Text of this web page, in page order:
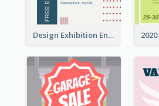
Design Exhibition Entry Flyer